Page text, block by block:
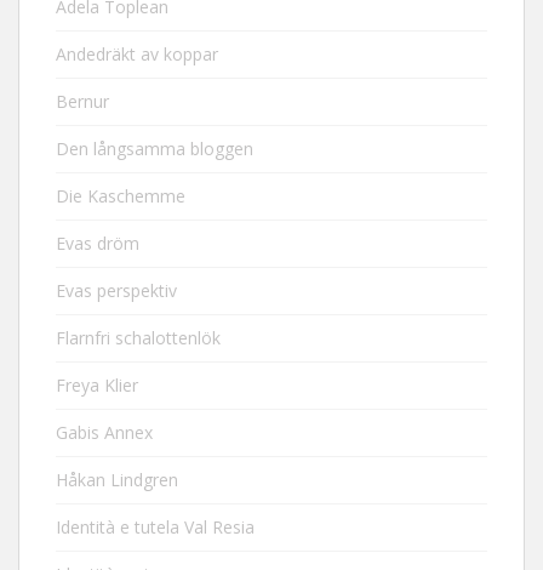
Adela Toplean
Andedräkt av koppar
Bernur
Den långsamma bloggen
Die Kaschemme
Evas dröm
Evas perspektiv
Flarnfri schalottenlök
Freya Klier
Gabis Annex
Håkan Lindgren
Identità e tutela Val Resia